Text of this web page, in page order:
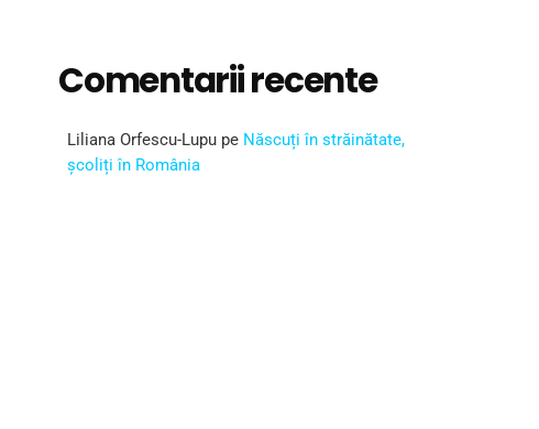
Comentarii recente
Liliana Orfescu-Lupu pe Născuți în străinătate,
școliți în România